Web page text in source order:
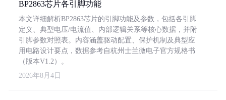
BP2863芯片各引脚功能
本文详细解析BP2863芯片的引脚功能及参数，包括各引脚
定义、典型电压/电流值、内部逻辑关系等核心数据，并附
引脚参数对照表。内容涵盖驱动配置、保护机制及典型应
用电路设计要点，数据参考自杭州士兰微电子官方规格书
（版本V1.2）。
2026年8月4日